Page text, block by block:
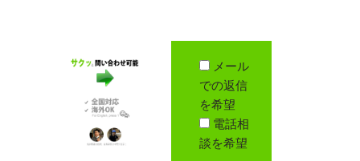
メール
での返信
を希望
電話相
談を希望